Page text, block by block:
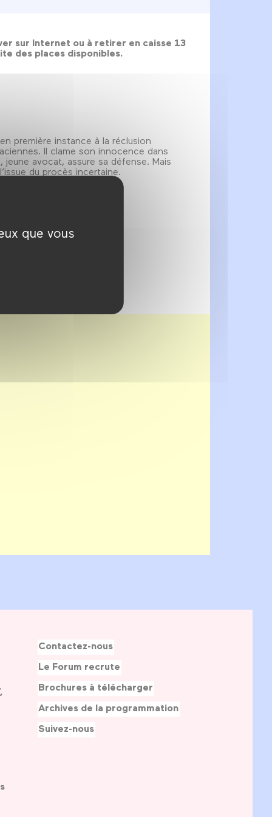
que vous
sur Internet ou à retirer en caisse 13
des places disponibles.
première instance à la réclusion
Il clame son innocence dans
avocat, assure sa défense. Mais
du procès incertaine.
Contactez-nous
Le Forum recrute
Brochures à télécharger
Archives de la programmation
Suivez-nous